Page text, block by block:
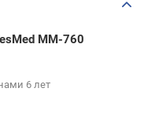
MM-760
6 лет